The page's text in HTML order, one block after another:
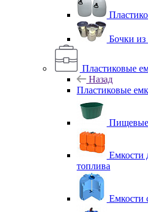
Бочки
Пластиковые
Назад
Пластиковые
Емкости
топлива
Емкости